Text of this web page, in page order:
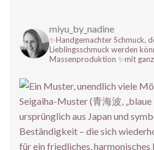
miyu_by_nadine
✨Handgemachter Schmuck,
Lieblingsschmuck werden
Massenproduktion ✨mit